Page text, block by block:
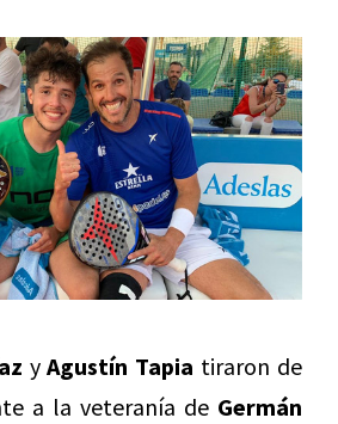
yAgustín Tapia tiraron de
a la veteranía de Germán